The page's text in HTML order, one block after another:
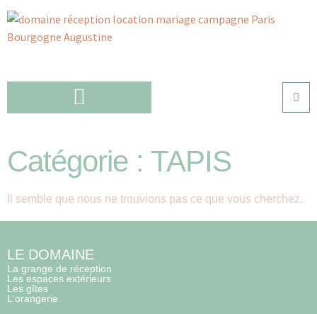
Catégorie : TAPIS
Il semble que nous ne trouvions pas ce que vous cherchez.
LE DOMAINE
La grange de réception
Les espaces extérieurs
Les gîtes
L'orangerie